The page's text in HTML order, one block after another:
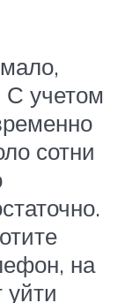
С учетом
сотни
на
уйти